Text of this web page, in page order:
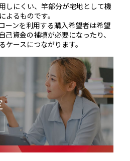
しにくい、竿部分が宅地として機
よるものです。
ーンを利用する購入希望者は希望
資金の補填が必要になったり、
ケースにつながります。